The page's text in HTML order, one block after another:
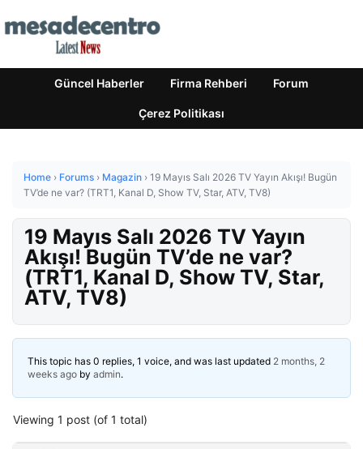
Güncel Haberler Firma Rehberi Forum
Çerez Politikası
Home › Forums › Magazin › 19 Mayıs Salı 2026 TV Yayın Akışı! Bugün
TV’de ne var? (TRT1, Kanal D, Show TV, Star, ATV, TV8)
19 Mayıs Salı 2026 TV Yayın
Akışı! Bugün TV’de ne var?
(TRT1, Kanal D, Show TV, Star,
ATV, TV8)
This topic has 0 replies, 1 voice, and was last updated 2 months, 2
weeks ago by admin.
Viewing 1 post (of 1 total)